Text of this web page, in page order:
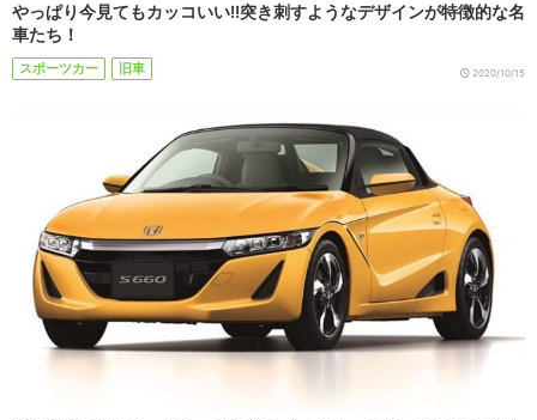
やっぱり今見てもカッコいい!!突き刺すようなデザインが特徴的な名
車たち！
スポーツカー 旧車 2020/10/15